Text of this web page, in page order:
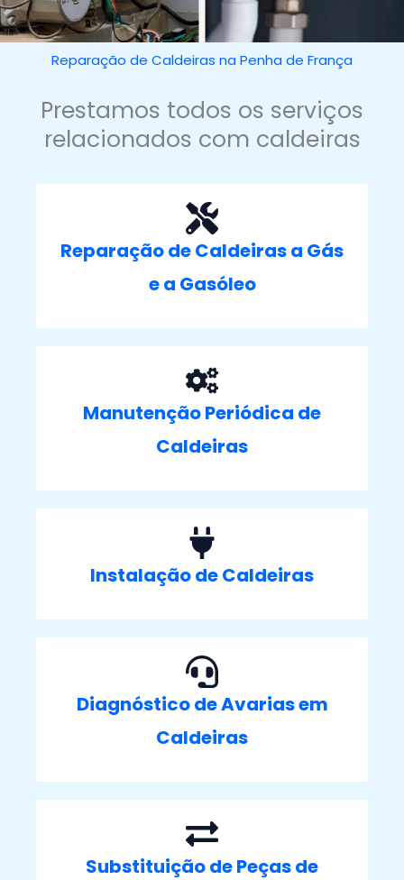
Reparação de Caldeiras na Penha de França
Prestamos todos os serviços
relacionados com caldeiras
Reparação de Caldeiras a Gás
e a Gasóleo
Manutenção Periódica de
Caldeiras
Instalação de Caldeiras
Diagnóstico de Avarias em
Caldeiras
Substituição de Peças de